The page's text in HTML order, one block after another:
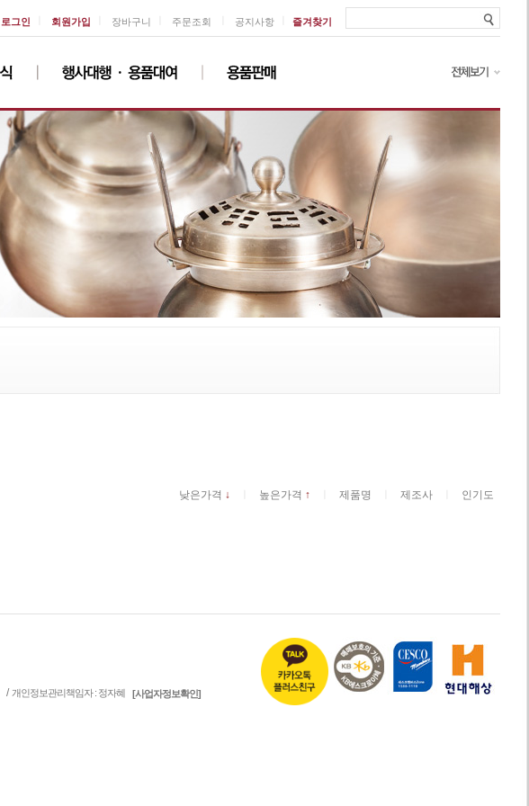
즐겨찾기
로그인 회원가입 장바구니 주문조회 공지사항
낮은가격 ↓ 높은가격 ↑ 제품명 제조사 인기도
/ 개인정보관리책임자 : 정자혜 [사업자정보확인]